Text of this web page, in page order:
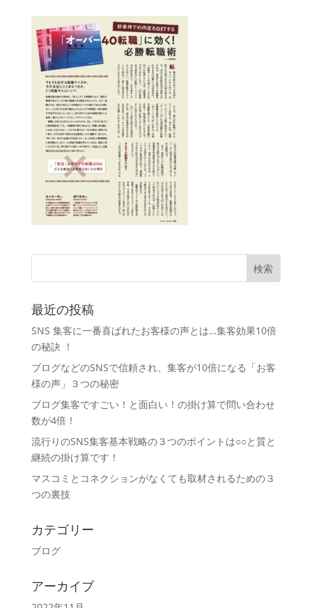
最近の投稿
SNS 集客に一番喜ばれたお客様の声とは…集客効果10倍
の秘訣 ！
ブログなどのSNSで信頼され、集客が10倍になる「お客
様の声」３つの秘密
ブログ集客ですごい！と面白い！の掛け算で問い合わせ
数が4倍！
流行りのSNS集客基本戦略の３つのポイントは○○と質と
継続の掛け算です！
マスコミとコネクションがなくても取材されるための３
つの裏技
カテゴリー
ブログ
アーカイブ